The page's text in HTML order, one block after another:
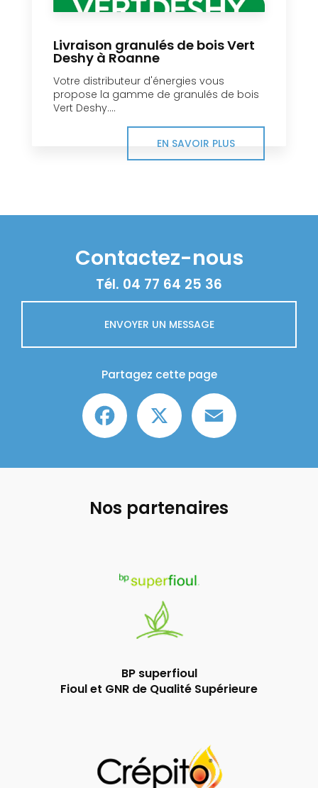
Livraison granulés de bois Vert
Deshy à Roanne
Votre distributeur d'énergies vous
propose la gamme de granulés de bois
Vert Deshy....
EN SAVOIR PLUS
Contactez-nous
Tél. 04 77 64 25 36
ENVOYER UN MESSAGE
Partagez cette page
Facebook
Nos partenaires
BP superfioul
Fioul et GNR de Qualité Supérieure